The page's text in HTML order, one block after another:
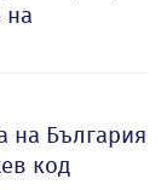
на
на България
код